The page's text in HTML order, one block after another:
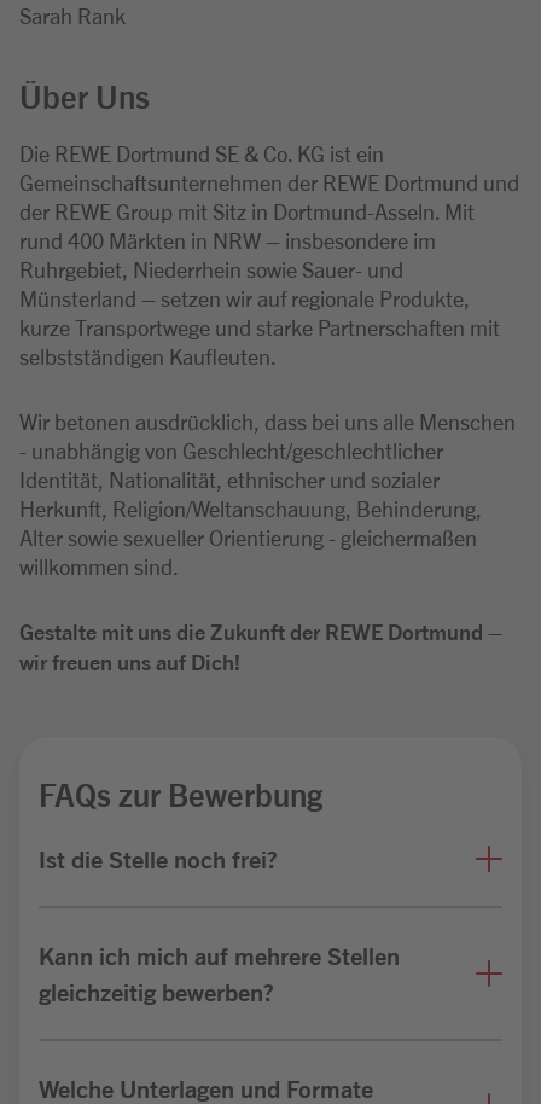
Sarah Rank
Über Uns
Die REWE Dortmund SE & Co. KG ist ein
Gemeinschaftsunternehmen der REWE Dortmund und
der REWE Group mit Sitz in Dortmund-Asseln. Mit
rund 400 Märkten in NRW – insbesondere im
Ruhrgebiet, Niederrhein sowie Sauer- und
Münsterland – setzen wir auf regionale Produkte,
kurze Transportwege und starke Partnerschaften mit
selbstständigen Kaufleuten.
Wir betonen ausdrücklich, dass bei uns alle Menschen
- unabhängig von Geschlecht/geschlechtlicher
Identität, Nationalität, ethnischer und sozialer
Herkunft, Religion/Weltanschauung, Behinderung,
Alter sowie sexueller Orientierung - gleichermaßen
willkommen sind.
Gestalte mit uns die Zukunft der REWE Dortmund –
wir freuen uns auf Dich!
FAQs zur Bewerbung
Ist die Stelle noch frei?
Kann ich mich auf mehrere Stellen
gleichzeitig bewerben?
Welche Unterlagen und Formate